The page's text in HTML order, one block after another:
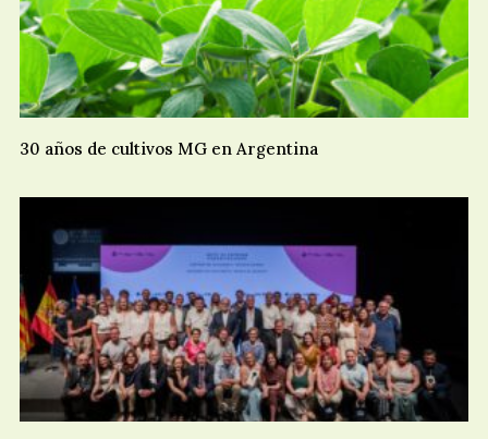
30 años de cultivos MG en Argentina